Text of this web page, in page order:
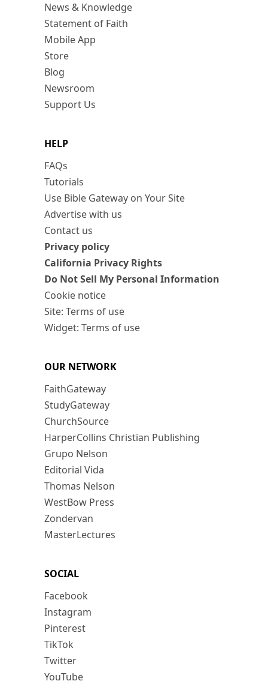
News & Knowledge
Statement of Faith
Mobile App
Store
Blog
Newsroom
Support Us
HELP
FAQs
Tutorials
Use Bible Gateway on Your Site
Advertise with us
Contact us
Privacy policy
California Privacy Rights
Do Not Sell My Personal Information
Cookie notice
Site: Terms of use
Widget: Terms of use
OUR NETWORK
FaithGateway
StudyGateway
ChurchSource
HarperCollins Christian Publishing
Grupo Nelson
Editorial Vida
Thomas Nelson
WestBow Press
Zondervan
MasterLectures
SOCIAL
Facebook
Instagram
Pinterest
TikTok
Twitter
YouTube